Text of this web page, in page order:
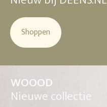
Shoppen
WOOOD
Nieuwe collectie